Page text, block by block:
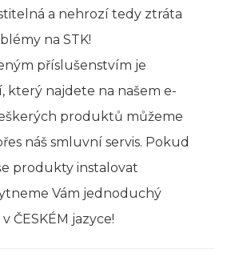
a nehrozí tedy ztráta
na STK!
příslušenstvím je
který najdete na našem e-
produktů můžeme
náš smluvní servis. Pokud
produkty instalovat
Vám jednoduchý
ČESKÉM jazyce!